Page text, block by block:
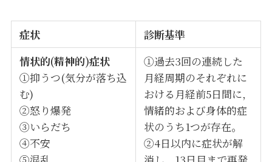
症状
診断基準
情状的(精神的)症状
①抑うつ(気分が落ち込
む)
②怒り爆発
③いらだち
④不安
①過去3回の連続した
月経周期のそれぞれに
おける月経前5日間に，
情緒的および身体的症
状のうち1つが存在。
②4日以内に症状が解